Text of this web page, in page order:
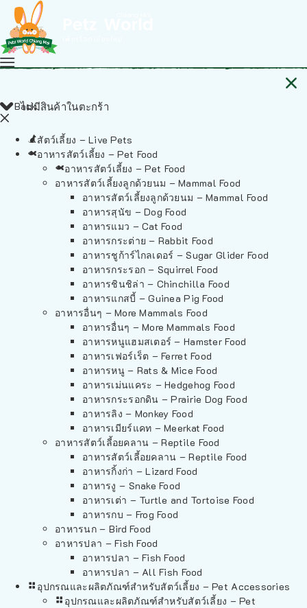
ไม่มีสินค้าในตะกร้า
Back
สัตว์เลี้ยง – Live Pets
อาหารสัตว์เลี้ยง – Pet Food
อาหารสัตว์เลี้ยง – Pet Food
อาหารสัตว์เลี้ยงลูกด้วยนม – Mammal Food
อาหารสัตว์เลี้ยงลูกด้วยนม – Mammal Food
อาหารสุนัข – Dog Food
อาหารแมว – Cat Food
อาหารกระต่าย – Rabbit Food
อาหารชูก้าร์ไกลเดอร์ – Sugar Glider Food
อาหารกระรอก – Squirrel Food
อาหารชินชิล่า – Chinchilla Food
อาหารแกสบี้ – Guinea Pig Food
อาหารอื่นๆ – More Mammals Food
อาหารอื่นๆ – More Mammals Food
อาหารหนูแฮมสเตอร์ – Hamster Food
อาหารเฟอร์เร็ต – Ferret Food
อาหารหนู – Rats & Mice Food
อาหารเม่นแคระ – Hedgehog Food
อาหารกระรอกดิน – Prairie Dog Food
อาหารลิง – Monkey Food
อาหารเมียร์แคท – Meerkat Food
อาหารสัตว์เลี้อยคลาน – Reptile Food
อาหารสัตว์เลี้อยคลาน – Reptile Food
อาหารกิ้งก่า – Lizard Food
อาหารงู – Snake Food
อาหารเต่า – Turtle and Tortoise Food
อาหารกบ – Frog Food
อาหารนก – Bird Food
อาหารปลา – Fish Food
อาหารปลา – Fish Food
อาหารปลา – All Fish Food
อุปกรณและผลิตภัณฑ์สำหรับสัตว์เลี้ยง – Pet Accessories
อุปกรณและผลิตภัณฑ์สำหรับสัตว์เลี้ยง – Pet